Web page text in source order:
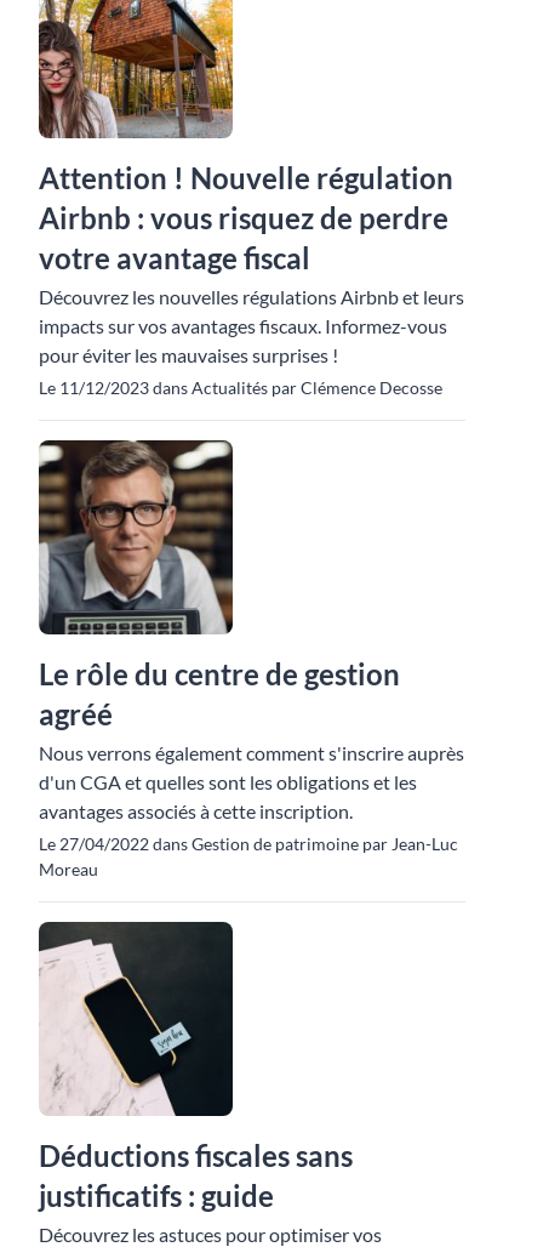
Attention ! Nouvelle régulation
Airbnb : vous risquez de perdre
votre avantage fiscal
Découvrez les nouvelles régulations Airbnb et leurs
impacts sur vos avantages fiscaux. Informez-vous
pour éviter les mauvaises surprises !
Le 11/12/2023 dans Actualités par Clémence Decosse
Le rôle du centre de gestion
agréé
Nous verrons également comment s'inscrire auprès
d'un CGA et quelles sont les obligations et les
avantages associés à cette inscription.
Le 27/04/2022 dans Gestion de patrimoine par Jean-Luc
Moreau
Déductions fiscales sans
justificatifs : guide
Découvrez les astuces pour optimiser vos